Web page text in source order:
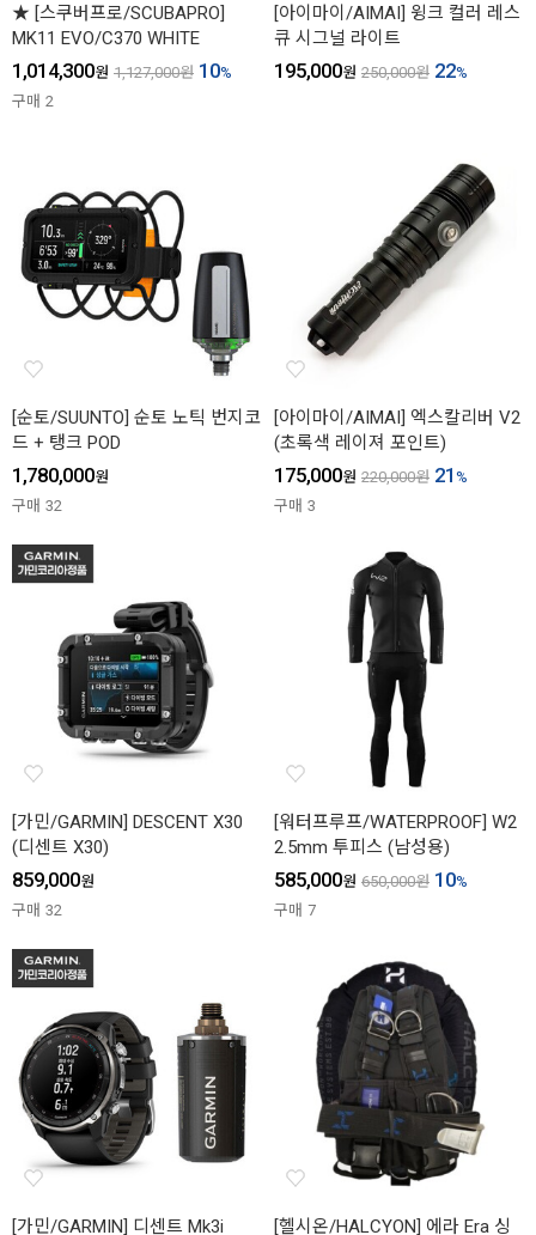
★ [스쿠버프로/SCUBAPRO]
MK11 EVO/C370 WHITE
1,014,300원 1,127,000원 10%
구매 2
[아이마이/AIMAI] 윙크 컬러 레스
큐 시그널 라이트
195,000원 250,000원 22%
[순토/SUUNTO] 순토 노틱 번지코
드 + 탱크 POD
1,780,000원
구매 32
[아이마이/AIMAI] 엑스칼리버 V2
(초록색 레이져 포인트)
175,000원 220,000원 21 %
구매 3
[가민/GARMIN] DESCENT X30
(디센트 X30)
859,000원
구매 32
[워터프루프/WATERPROOF] W2
2.5mm 투피스 (남성용)
585,000원 650,000원 10%
구매 7
[가민/GARMIN] 디센트 Mk3i [헬시온/HALCYON] 에라 Era 싱